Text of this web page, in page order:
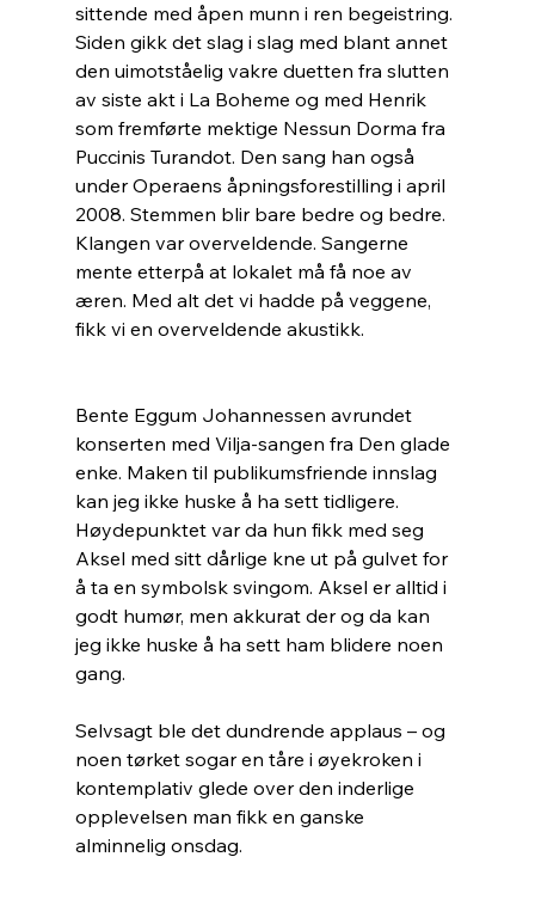
sittende med åpen munn i ren begeistring.
Siden gikk det slag i slag med blant annet
den uimotståelig vakre duetten fra slutten
av siste akt i La Boheme og med Henrik
som fremførte mektige Nessun Dorma fra
Puccinis Turandot. Den sang han også
under Operaens åpningsforestilling i april
2008. Stemmen blir bare bedre og bedre.
Klangen var overveldende. Sangerne
mente etterpå at lokalet må få noe av
æren. Med alt det vi hadde på veggene,
fikk vi en overveldende akustikk.
Bente Eggum Johannessen avrundet
konserten med Vilja-sangen fra Den glade
enke. Maken til publikumsfriende innslag
kan jeg ikke huske å ha sett tidligere.
Høydepunktet var da hun fikk med seg
Aksel med sitt dårlige kne ut på gulvet for
å ta en symbolsk svingom. Aksel er alltid i
godt humør, men akkurat der og da kan
jeg ikke huske å ha sett ham blidere noen
gang.
Selvsagt ble det dundrende applaus – og
noen tørket sogar en tåre i øyekroken i
kontemplativ glede over den inderlige
opplevelsen man fikk en ganske
alminnelig onsdag.